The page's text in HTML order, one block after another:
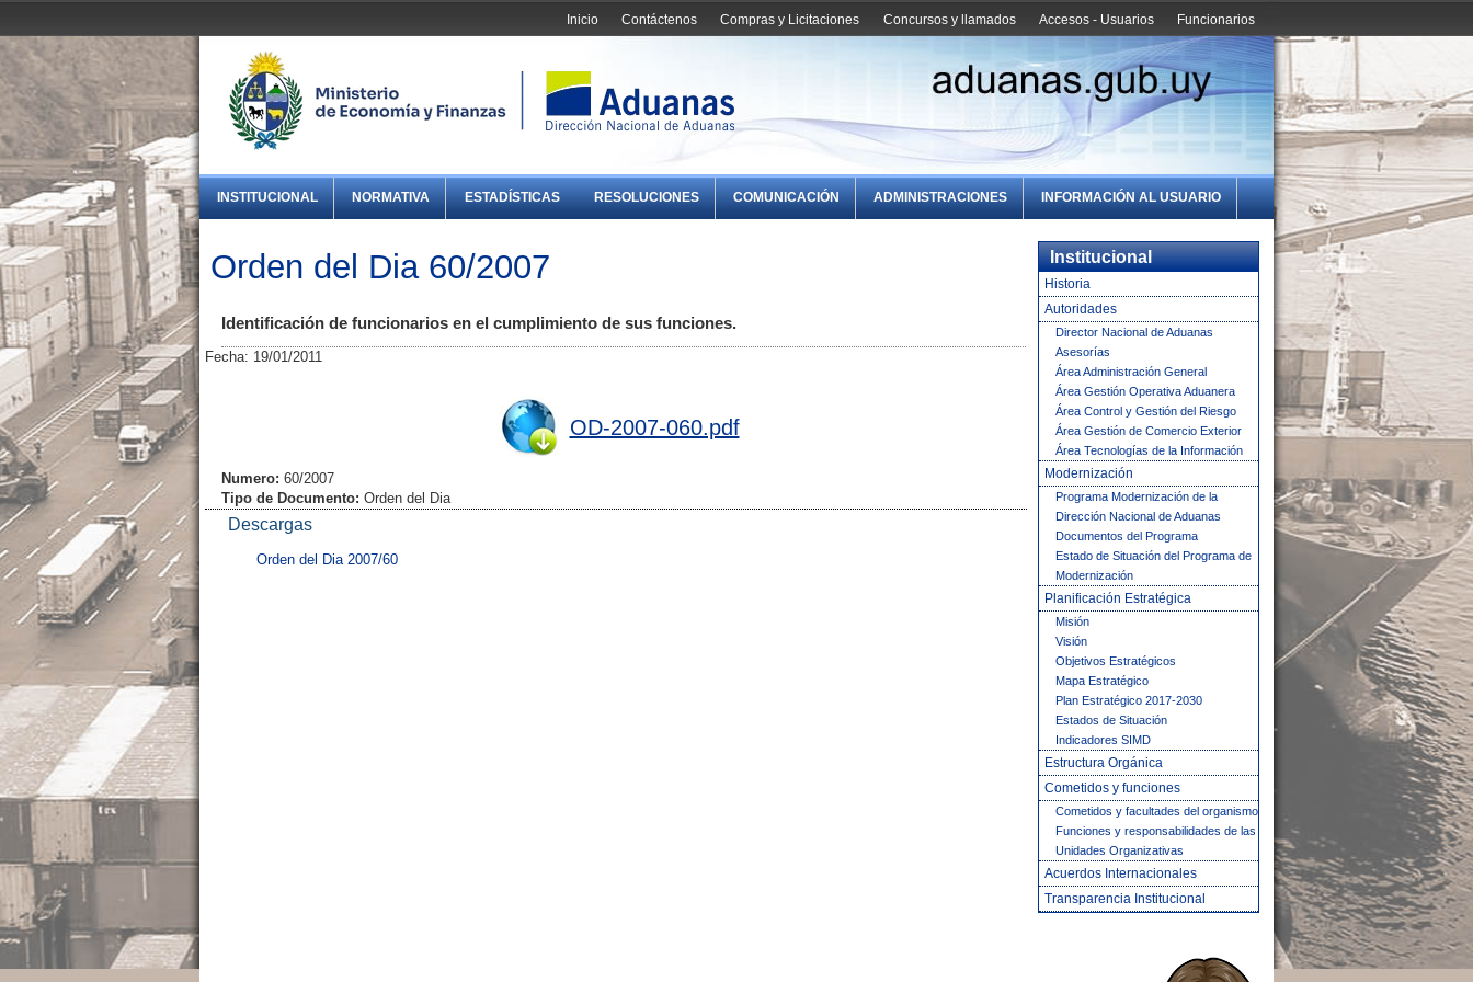
Funcionarios
Accesos - Usuarios
Concursos y llamados
Compras y Licitaciones
Contáctenos
Inicio
INSTITUCIONAL NORMATIVA ESTADÍSTICAS RESOLUCIONES COMUNICACIÓN ADMINISTRACIONES INFORMACIÓN AL USUARIO
Orden del Dia 60/2007
Identificación de funcionarios en el cumplimiento de sus funciones.
Fecha: 19/01/2011
OD-2007-060.pdf
Numero: 60/2007
Tipo de Documento: Orden del Dia
Descargas
Orden del Dia 2007/60
Institucional
Historia
Autoridades
Director Nacional de Aduanas
Asesorías
Área Administración General
Área Gestión Operativa Aduanera
Área Control y Gestión del Riesgo
Área Gestión de Comercio Exterior
Área Tecnologías de la Información
Modernización
Programa Modernización de la
Dirección Nacional de Aduanas
Documentos del Programa
Estado de Situación del Programa de
Modernización
Planificación Estratégica
Misión
Visión
Objetivos Estratégicos
Mapa Estratégico
Plan Estratégico 2017-2030
Estados de Situación
Indicadores SIMD
Estructura Orgánica
Cometidos y funciones
Cometidos y facultades del organismo
Funciones y responsabilidades de las
Unidades Organizativas
Acuerdos Internacionales
Transparencia Institucional